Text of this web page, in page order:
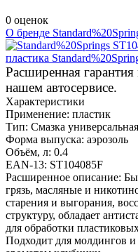
0 оценок
О бренде
Расширенная гарантия
нашем автосервисе.
Характеристики
Применение: пластик
Тип: Смазка универсальная
Форма выпуска: аэрозоль
Объём, л: 0.4
EAN-13: ST104085F
Расширенное описание:
грязь, масляные и
старения и выгорания,
структуру, обладает
для обработки
Подходит для молдингов